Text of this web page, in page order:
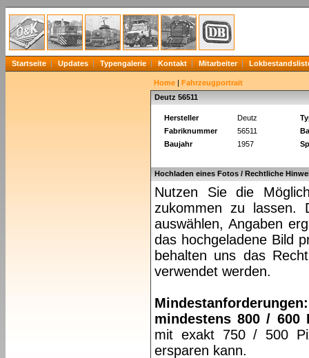
Startseite Updates Typengalerie Kontakt Mitarbeiter
Home | Fahrzeugportrait
Deutz 56511
Hersteller Deutz
Fabriknummer
56511
Baujahr
1957
Hochladen eines Fotos / Rechtliche
Nutzen Sie die
zukommen zu lassen.
auswählen, Angaben
das hochgeladene Bild
behalten uns das
verwendet werden.
Mindestanforderungen:
mindestens 800 / 600
mit exakt 750 / 500
ersparen kann.